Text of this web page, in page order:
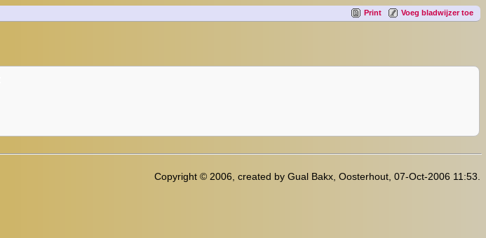
Print Voeg bladwijzer toe
Copyright © 2006, created by Gual Bakx, Oosterhout, 07-Oct-2006 11:53.